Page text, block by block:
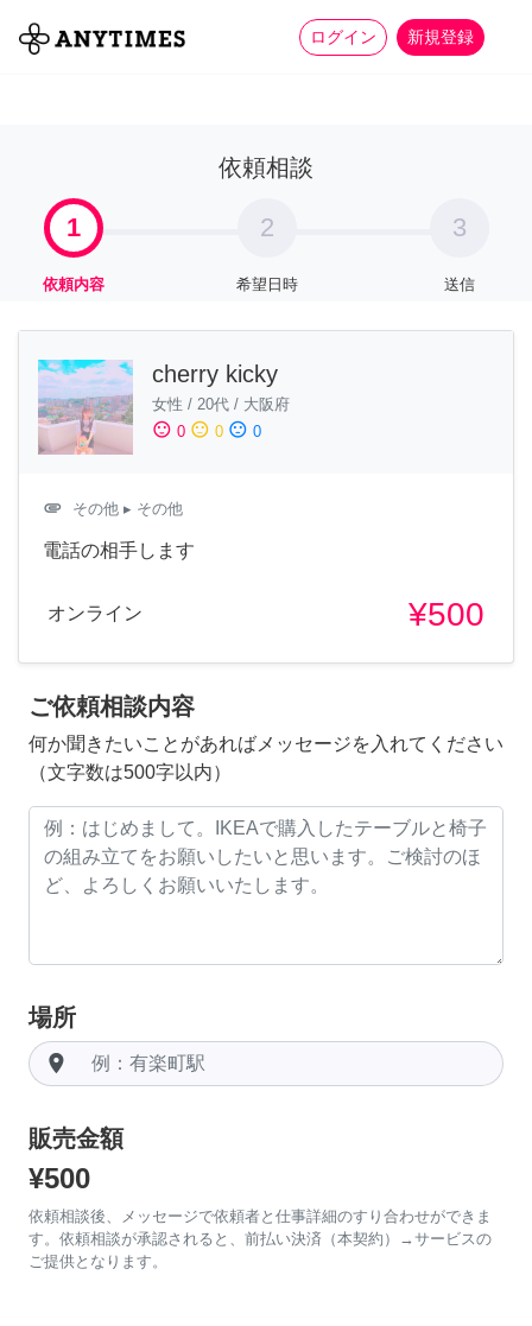
ログイン 新規登録
全て 家事 more_horiz
依頼相談
1
依頼内容
2
希望日時
3
送信
cherry kicky
女性 / 20代 / 大阪府
sentiment_satisfied 0 sentiment_neutral 0 sentiment_dissatisfied 0
attachment その他 ▸ その他
電話の相手します
オンライン ¥500
ご依頼相談内容
何か聞きたいことがあればメッセージを入れてください
（文字数は500字以内）
場所
room
販売金額
¥500
依頼相談後、メッセージで依頼者と仕事詳細のすり合わせができま
す。依頼相談が承認されると、前払い決済（本契約）→サービスの
ご提供となります。